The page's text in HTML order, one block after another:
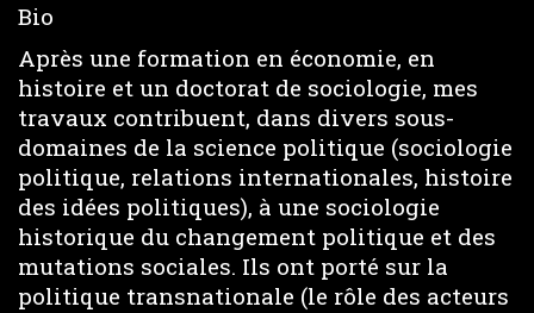
Bio
Après une formation en économie, en
histoire et un doctorat de sociologie, mes
travaux contribuent, dans divers sous-
domaines de la science politique (sociologie
politique, relations internationales, histoire
des idées politiques), à une sociologie
historique du changement politique et des
mutations sociales. Ils ont porté sur la
politique transnationale (le rôle des acteurs